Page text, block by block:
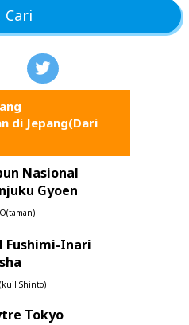
Cari
di Jepang(Dari
Nasional
Gyoen
Fushimi-Inari
Shinto)
Tokyo